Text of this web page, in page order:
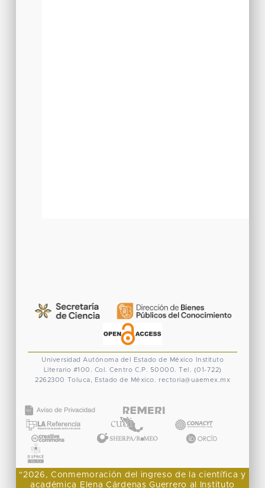
Universidad Autónoma del Estado de México
Instituto
Literario #100. Col. Centro C.P. 50000. Tel. (01-722)
2262300 Toluca, Estado de México. rectoria@uaemex.mx
"2026, Conmemoración del ingreso de la científica y
académica Elena Cárdenas Guerrero al Instituto